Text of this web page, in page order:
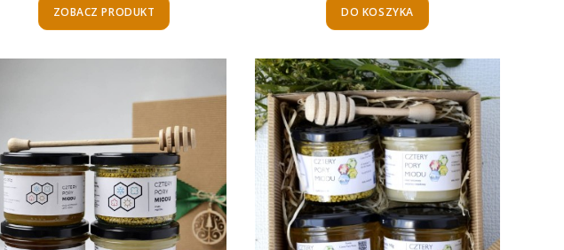
ZOBACZ PRODUKT DO KOSZYKA